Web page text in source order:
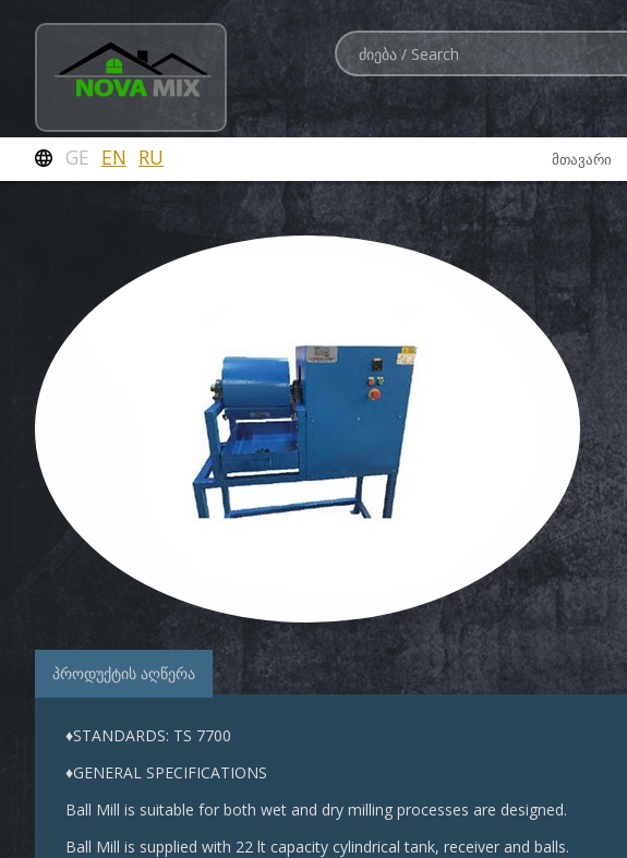
GE EN RU ᲛᲗᲐᲕᲐᲠᲘ
პროდუქტის აღწერა
♦STANDARDS: TS 7700
♦GENERAL SPECIFICATIONS
Ball Mill is suitable for both wet and dry milling processes are designed.
Ball Mill is supplied with 22 lt capacity cylindrical tank, receiver and balls.